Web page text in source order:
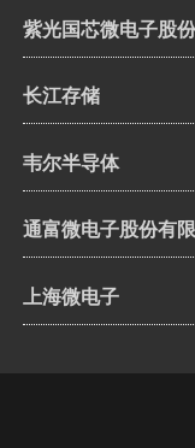
紫光国芯微电子股
长江存储
韦尔半导体
通富微电子股份有
上海微电子